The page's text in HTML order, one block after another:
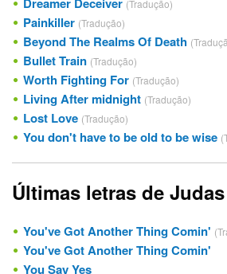
(Tradução)
Painkiller (Tradução)
Beyond The Realms Of Death
Bullet Train (Tradução)
Worth Fighting For (Tradução)
Living After midnight (Tradução)
Lost Love (Tradução)
You don't have to be old to be wise
Últimas letras de
You've Got Another Thing Comin'
You've Got Another Thing Comin'
You Say Yes